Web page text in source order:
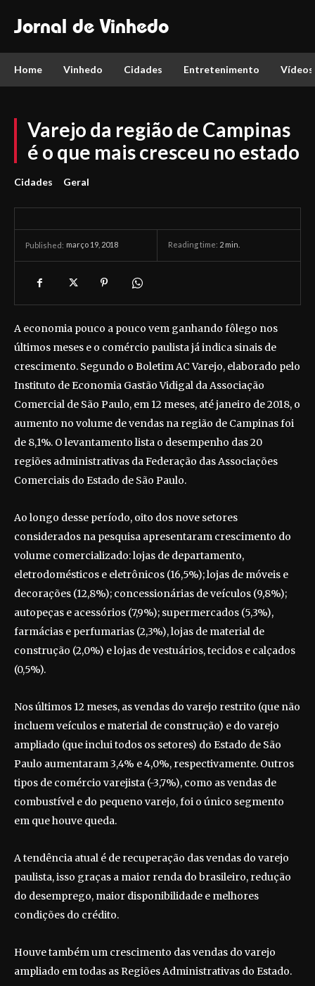
Jornal de Vinhedo
Home Vinhedo Cidades Entretenimento Vídeos
Varejo da região de Campinas
é o que mais cresceu no estado
Cidades Geral
Published: março 19, 2018 Reading time: 2 min.
A economia pouco a pouco vem ganhando fôlego nos
últimos meses e o comércio paulista já indica sinais de
crescimento. Segundo o Boletim AC Varejo, elaborado pelo
Instituto de Economia Gastão Vidigal da Associação
Comercial de São Paulo, em 12 meses, até janeiro de 2018, o
aumento no volume de vendas na região de Campinas foi
de 8,1%. O levantamento lista o desempenho das 20
regiões administrativas da Federação das Associações
Comerciais do Estado de São Paulo.
Ao longo desse período, oito dos nove setores
considerados na pesquisa apresentaram crescimento do
volume comercializado: lojas de departamento,
eletrodomésticos e eletrônicos (16,5%); lojas de móveis e
decorações (12,8%); concessionárias de veículos (9,8%);
autopeças e acessórios (7,9%); supermercados (5,3%),
farmácias e perfumarias (2,3%), lojas de material de
construção (2,0%) e lojas de vestuários, tecidos e calçados
(0,5%).
Nos últimos 12 meses, as vendas do varejo restrito (que não
incluem veículos e material de construção) e do varejo
ampliado (que inclui todos os setores) do Estado de São
Paulo aumentaram 3,4% e 4,0%, respectivamente. Outros
tipos de comércio varejista (-3,7%), como as vendas de
combustível e do pequeno varejo, foi o único segmento
em que houve queda.
A tendência atual é de recuperação das vendas do varejo
paulista, isso graças a maior renda do brasileiro, redução
do desemprego, maior disponibilidade e melhores
condições do crédito.
Houve também um crescimento das vendas do varejo
ampliado em todas as Regiões Administrativas do Estado.